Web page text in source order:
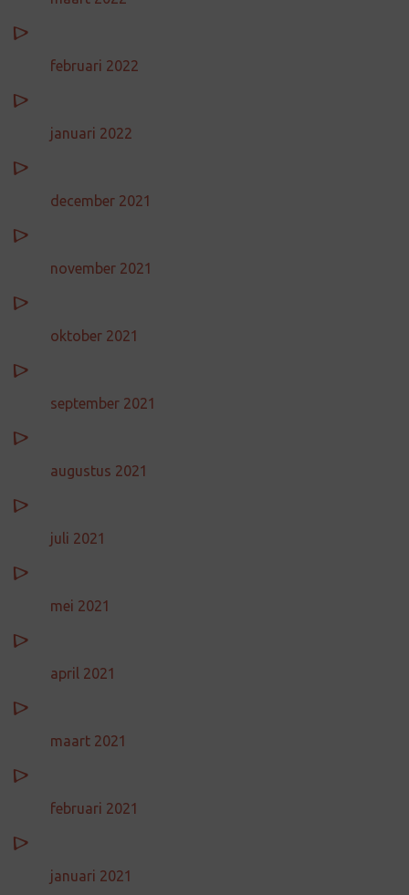
februari 2022
januari 2022
december 2021
november 2021
oktober 2021
september 2021
augustus 2021
juli 2021
mei 2021
april 2021
maart 2021
februari 2021
januari 2021